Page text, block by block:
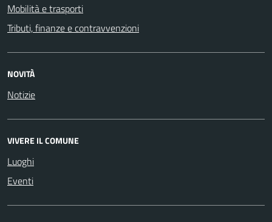
Mobilità e trasporti
Tributi, finanze e contravvenzioni
NOVITÀ
Notizie
VIVERE IL COMUNE
Luoghi
Eventi